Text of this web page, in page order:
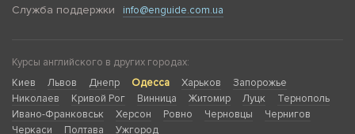
Служба поддержки info@enguide.com.ua
Курсы английского в других городах:
Киев
Львов Днепр Одесса Харьков
Запорожье
Николаев
Кривой Рог Винница Житомир Луцк
Тернополь
Ивано-Франковськ
Херсон Ровно Черновцы
Чернигов
Черкаси
Полтава Ужгород